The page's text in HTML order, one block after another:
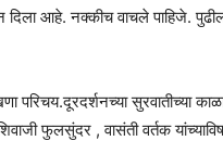
आहे. नक्कीच वाचले पाहिजे. पुढील
परिचय.दूरदर्शनच्या सुरवातीच्या
फुलसुंदर , वासंती वर्तक